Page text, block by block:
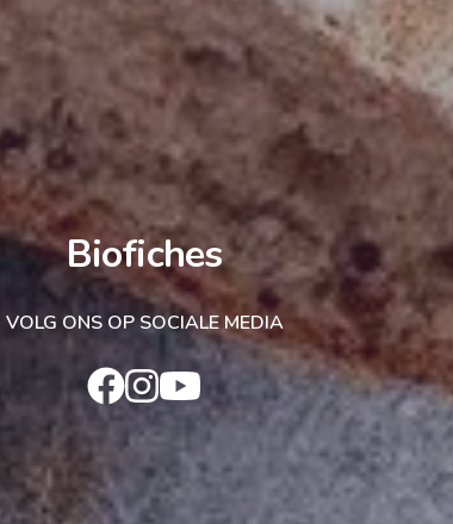
Biofiches
VOLG ONS OP SOCIALE MEDIA